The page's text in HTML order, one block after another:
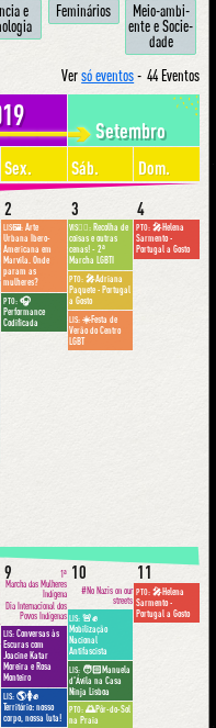
e
Fe­mi­ná­ri­os
Meio-am­bi­
en­te e So­ci­e­
da­de
Versó eventos- 44 Eventos
Setembro
Sex. Sáb.
Dom.
2
LIS🖼:Arte
Urbana Ibero-
Americana em
Marvila. Onde
param as
mulheres?
PTO:🎧
Performance
Codificada
3
VIS🏳️‍🌈: Recolha de
coisas e outras
cenas! - 2ª
Marcha LGBTI
PTO: 🎤Adriana
Paquete · Portugal
a Gosto
LIS: ☀️Festa de
Verão do Centro
LGBT
4
PTO: 🎤Helena
Sarmento ·
Portugal a Gosto
9
1ª
Marcha das Mulheres
Indígena
Dia Internacional dos
Povos Indígenas
LIS:Conversas às
Escuras com
Joacine Katar
Moreira e Rosa
Monteiro
LIS:🌎🚺✊
Território: nosso
corpo, nossa luta!
10
#No Nazis on our
streets
LIS: 🚨✊
Mobilização
Nacional
Antifascista
LIS: 🧑🏻Manuela
d'Ávila na Casa
Ninja Lisboa
PTO: 🌅Pôr-do-Sol
na Praia
11
PTO: 🎤Helena
Sarmento ·
Portugal a Gosto